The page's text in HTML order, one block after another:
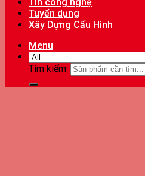
Tuyển dụng
Xây Dựng Cấu Hình
Menu
Tìm kiếm: